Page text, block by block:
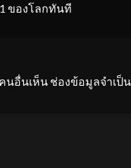
ของโลกทันที
นอื่นเห็น ช่องข้อมูลจำเป็